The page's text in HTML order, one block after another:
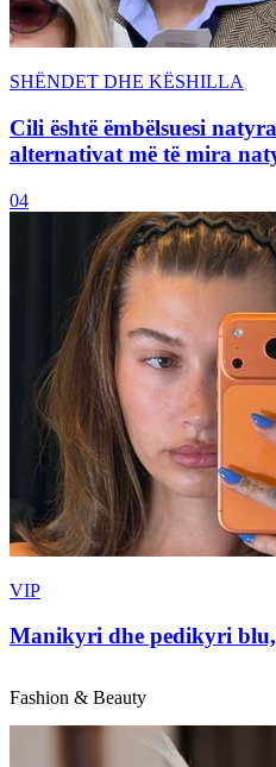
SHËNDET DHE KËSHILLA
Cili është ëmbëlsuesi
alternativat më të mira
VIP
Manikyri dhe pedikyri
Fashion & Beauty